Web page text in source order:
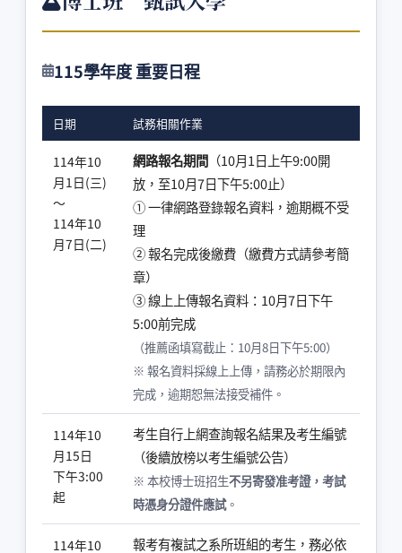
115學年度 重要日程
日期 試務相關作業
114年10
月1日(三)
～
114年10
月7日(二)
網路報名期間 （10月1日上午9:00開
放，至10月7日下午5:00止）
① 一律網路登錄報名資料，逾期概不受
理
② 報名完成後繳費（繳費方式請參考簡
章）
③ 線上上傳報名資料：10月7日下午
5:00前完成
（推薦函填寫截止：10月8日下午5:00）
※ 報名資料採線上上傳，請務必於期限內
完成，逾期恕無法接受補件。
114年10
月15日
下午3:00
起
考生自行上網查詢報名結果及考生編號
（後續放榜以考生編號公告）
※ 本校博士班招生不另寄發准考證，考試
時憑身分證件應試。
114年10
報考有複試之系所班組的考生，務必依